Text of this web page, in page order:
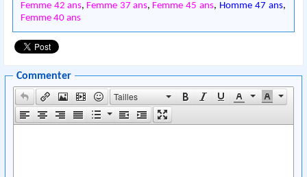
Femme 42 ans, Femme 37 ans, Femme 45 ans, Homme 47 ans,
Femme 40 ans
Commenter
Tailles